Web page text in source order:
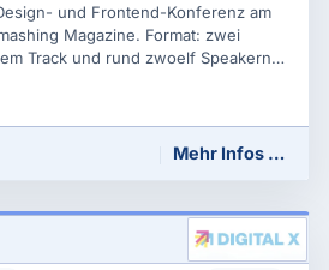
und Frontend-Konferenz am
Magazine. Format: zwei
Track und rund zwoelf Speakern
Ort oder online moeglich.
Mehr Infos …